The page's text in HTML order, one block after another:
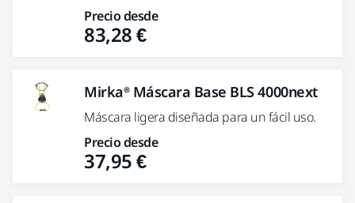
Precio desde
83,28 €
Mirka® Máscara Base BLS 4000next
Máscara ligera diseñada para un fácil uso.
Precio desde
37,95 €